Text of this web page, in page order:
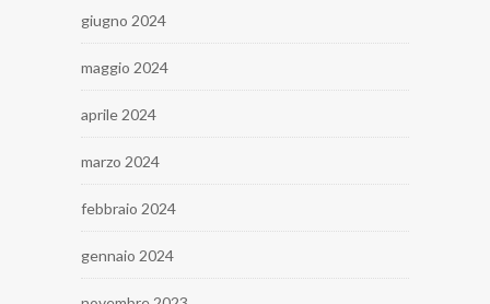
giugno 2024
maggio 2024
aprile 2024
marzo 2024
febbraio 2024
gennaio 2024